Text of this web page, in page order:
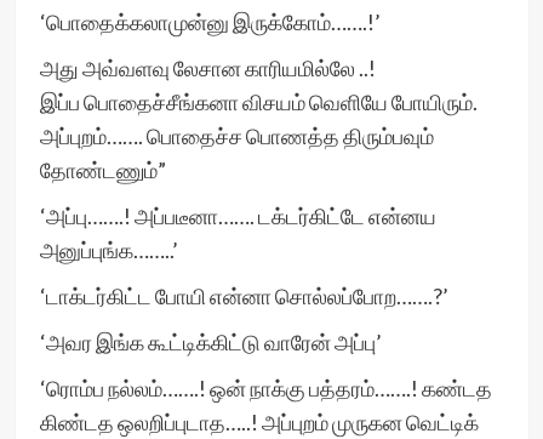
‘பொதைக்கலாமுன்னு இருக்கோம்…….!’
அது அவ்வளவு லேசான காரியமில்லே ..!
இப்ப பொதைச்சீங்கனா விசயம் வெளியே போயிரும்.
அப்புறம்……. பொதைச்ச பொணத்த திரும்பவும்
தோண்டணும்”
‘அப்பு…….! அப்படீனா……. டக்டர்கிட்டே என்னய
அனுப்புங்க……..’
‘டாக்டர்கிட்ட போயி என்னா சொல்லப்போற…….?’
‘அவர இங்க கூட்டிக்கிட்டு வாரேன் அப்பு’
‘ரொம்ப நல்லம்…….! ஒன் நாக்கு பத்தரம்…….! கண்டத
கிண்டத ஒலறிப்புடாத…..! அப்புறம் முருகன வெட்டிக்